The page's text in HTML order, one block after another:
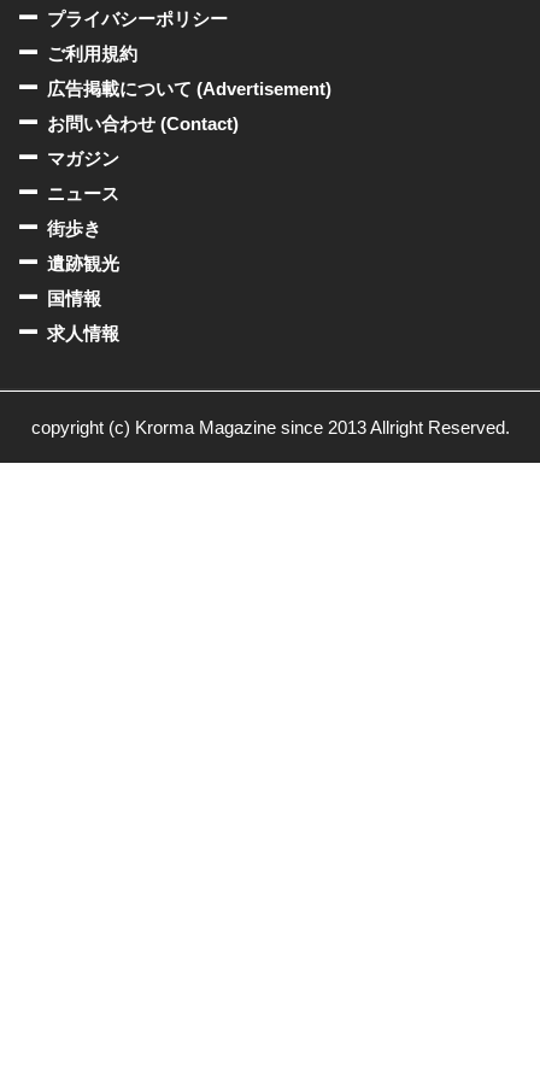
プライバシーポリシー
ご利用規約
広告掲載について (Advertisement)
お問い合わせ (Contact)
マガジン
ニュース
街歩き
遺跡観光
国情報
求人情報
copyright (c) Krorma Magazine since 2013 Allright Reserved.